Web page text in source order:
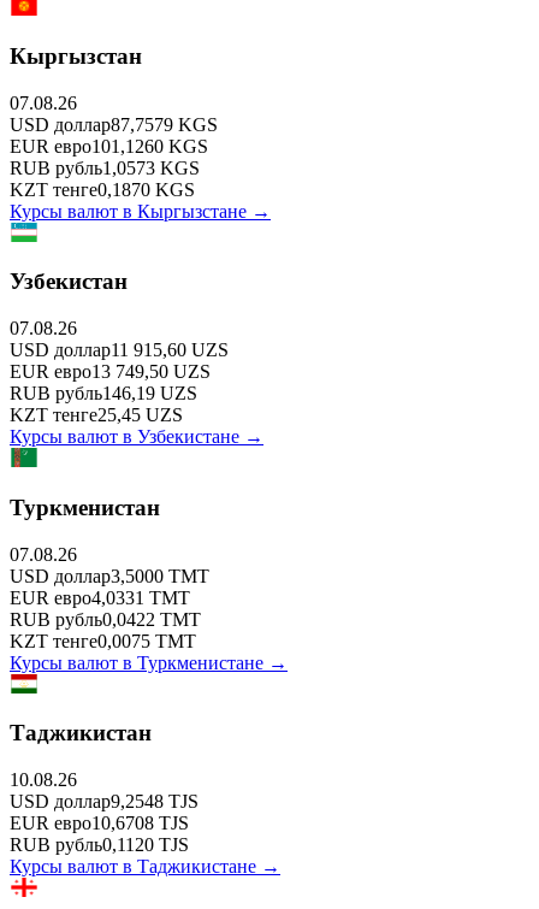
Кыргызстан
07.08.26
USD доллар87,7579 KGS
EUR евро101,1260 KGS
RUB рубль1,0573 KGS
KZT тенге0,1870 KGS
Курсы валют в Кыргызстане →
Узбекистан
07.08.26
USD доллар11 915,60 UZS
EUR евро13 749,50 UZS
RUB рубль146,19 UZS
KZT тенге25,45 UZS
Курсы валют в Узбекистане →
Туркменистан
07.08.26
USD доллар3,5000 TMT
EUR евро4,0331 TMT
RUB рубль0,0422 TMT
KZT тенге0,0075 TMT
Курсы валют в Туркменистане →
Таджикистан
10.08.26
USD доллар9,2548 TJS
EUR евро10,6708 TJS
RUB рубль0,1120 TJS
Курсы валют в Таджикистане →